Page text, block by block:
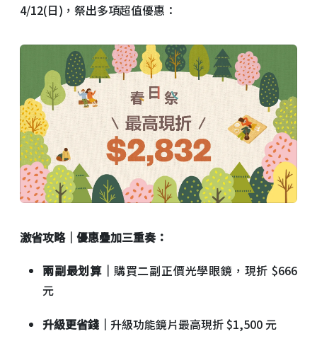
4/12(日)，祭出多項超值優惠：
激省攻略｜優惠疊加三重奏：
兩副最划算｜ 購買二副正價光學眼鏡，現折 $666
元
升級更省錢｜ 升級功能鏡片最高現折 $1,500 元